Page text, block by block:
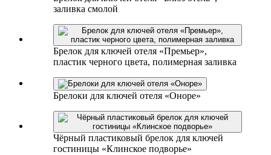
заливка смолой
Брелок для ключей отеля «Премьер»,
пластик черного цвета, полимерная заливка
Брелоки для ключей отеля «Оноре»
Чёрный пластиковый брелок для ключей
гостиницы «Клинское подворье»